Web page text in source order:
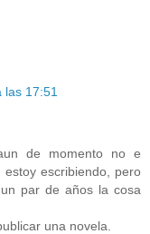
las 17:51
de momento no e
escribiendo, pero
par de años la cosa
una novela.